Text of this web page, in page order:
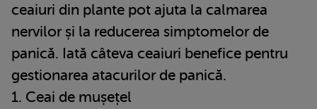
ceaiuri din plante pot ajuta la calmarea
nervilor și la reducerea simptomelor de
panică. Iată câteva ceaiuri benefice pentru
gestionarea atacurilor de panică.
1. Ceai de mușețel